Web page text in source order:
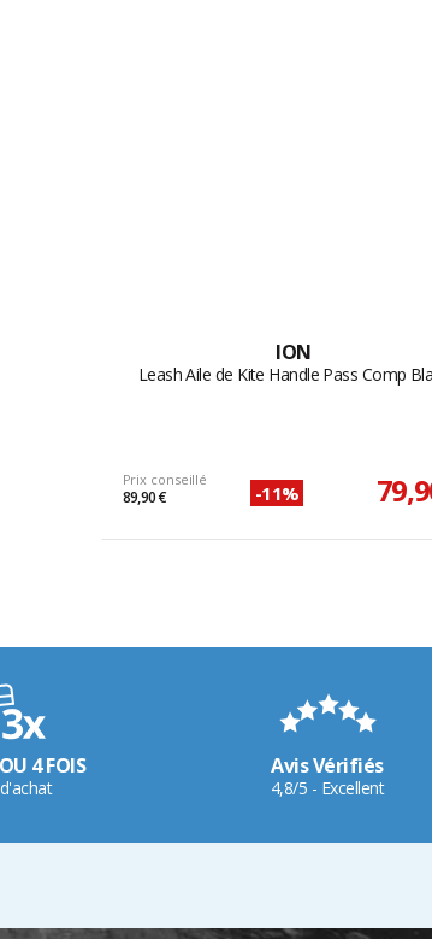
ION
Leash Aile de Kite Handle Pass Comp
Prix conseillé
89,90 € -11%
4 FOIS Avis Vérifiés
4,8/5 - Excellent